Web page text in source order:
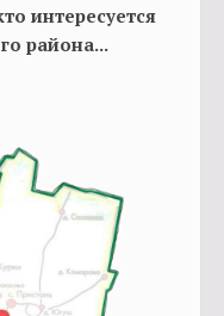
интересуется
района...